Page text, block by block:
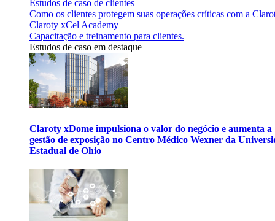
Estudos de caso de clientes
Como os clientes protegem suas operações críticas com a
Claroty xCel Academy
Capacitação e treinamento para clientes.
Estudos de caso em destaque
Claroty xDome impulsiona o valor do negócio e aumenta a
gestão de exposição no Centro Médico Wexner da
Estadual de Ohio